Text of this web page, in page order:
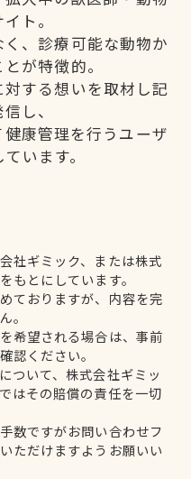
ト。
、診療可能な動物か
が特徴的。
する想いを取材し記
し、
康管理を行うユーザ
います。
社ギミック、または株式
もとにしています。
ておりますが、内容を完
。
希望される場合は、事前
認ください。
ついて、株式会社ギミッ
はその賠償の責任を一切
数ですがお問い合わせフ
ただけますようお願いい